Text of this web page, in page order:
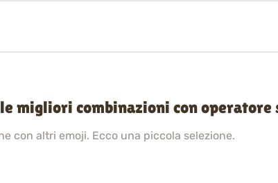
migliori combinazioni con
con altri emoji. Ecco una piccola selezione.